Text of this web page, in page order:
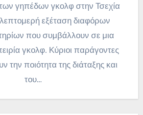
λεπτομερή εξέταση διαφόρων
που συμβάλλουν σε μια
γκολφ. Κύριοι παράγοντες
την ποιότητα της διάταξης και
του…